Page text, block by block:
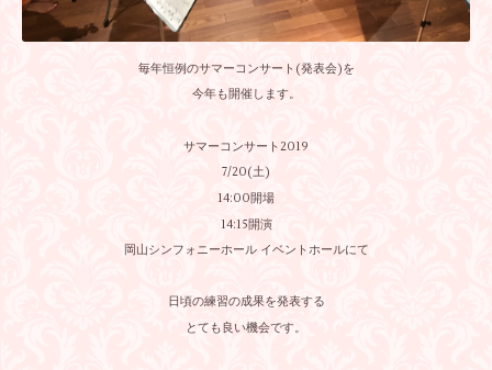
毎年恒例のサマーコンサート(発表会)を
今年も開催します。
サマーコンサート2019
7/20(土)
14:00開場
14:15開演
岡山シンフォニーホール イベントホールにて
日頃の練習の成果を発表する
とても良い機会です。